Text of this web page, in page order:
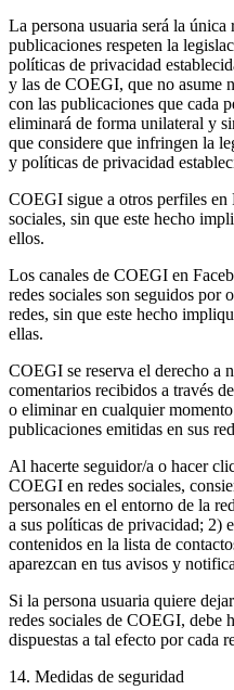
La persona usuaria será la única
publicaciones respeten la
políticas de privacidad
y las de COEGI, que no asume
con las publicaciones que cada
eliminará de forma unilateral y
que considere que infringen la
y políticas de privacidad
COEGI sigue a otros perfiles en
sociales, sin que este hecho
ellos.
Los canales de COEGI en
redes sociales son seguidos por
redes, sin que este hecho
ellas.
COEGI se reserva el derecho a
comentarios recibidos a través
o eliminar en cualquier
publicaciones emitidas en sus
Al hacerte seguidor/a o hacer
COEGI en redes sociales,
personales en el entorno de la
a sus políticas de privacidad; 2)
contenidos en la lista de
aparezcan en tus avisos y
Si la persona usuaria quiere
redes sociales de COEGI, debe
dispuestas a tal efecto por cada
14. Medidas de seguridad